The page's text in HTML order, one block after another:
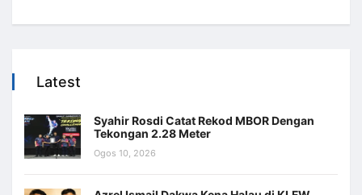
Latest
Syahir Rosdi Catat Rekod MBOR Dengan
Tekongan 2.28 Meter
Ogos 10, 2026